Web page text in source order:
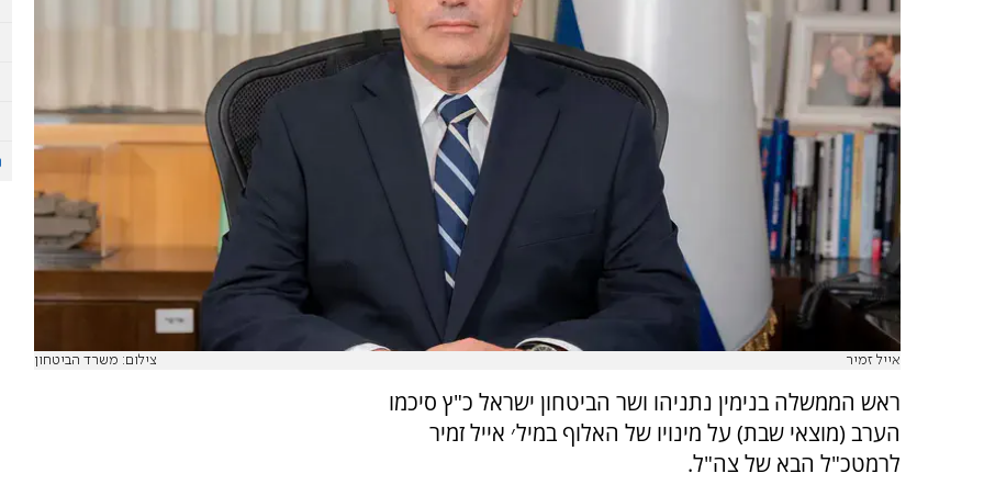
אייל זמיר צילום: משרד הביטחון
ראש הממשלה בנימין נתניהו ושר הביטחון ישראל כ"ץ סיכמו
הערב (מוצאי שבת) על מינויו של האלוף במיל׳ אייל זמיר
לרמטכ"ל הבא של צה"ל.